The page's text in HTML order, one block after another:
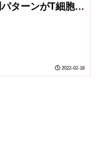
ターンがT細胞の
2022-02-18